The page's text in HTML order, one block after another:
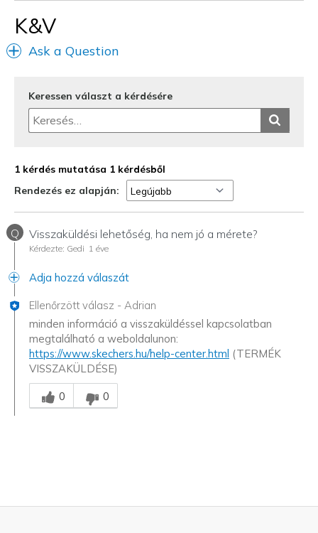
View On Shoes
K&V
Ask a Question
Keressen választ a kérdésére
1 kérdés mutatása 1 kérdésből
Rendezés ez alapján:
Q Visszaküldési lehetőség, ha nem jó a mérete?
Kérdezte: Gedi 1 éve
Adja hozzá válaszát
Ellenőrzött válasz - Adrian
minden információ a visszaküldéssel kapcsolatban
megtalálható a weboldalunon:
https://www.skechers.hu/help-center.html (TERMÉK
VISSZAKÜLDÉSE)
Hasznos volt ez a válasz számodra?
0
0